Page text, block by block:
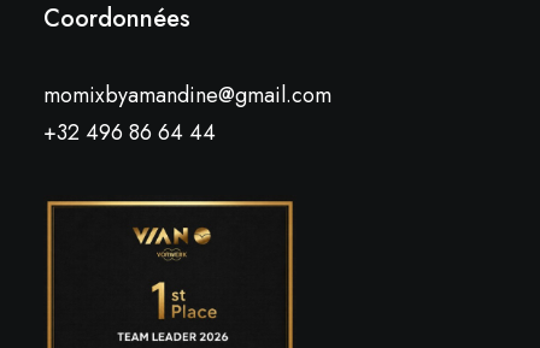
Coordonnées
momixbyamandine@gmail.com
+32 496 86 64 44